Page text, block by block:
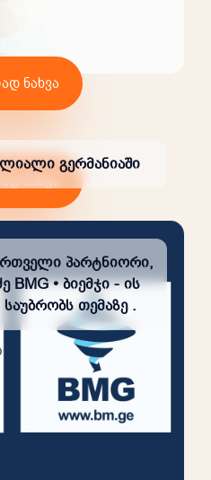
ნახვა
ნახვა
გერმანიაში
პარტნიორი,
BMG • ბიემჯი - ის
თემაზე .